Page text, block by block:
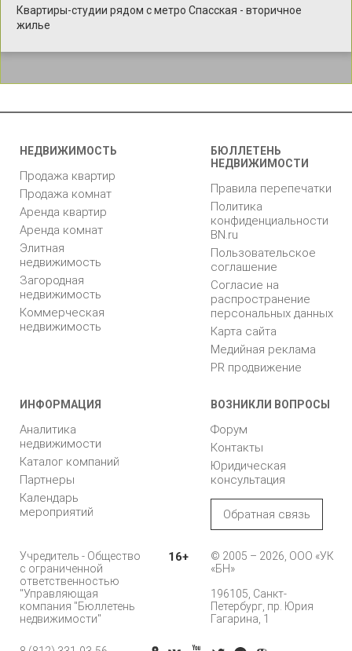
Квартиры-студии рядом с метро Спасская - вторичное
жилье
НЕДВИЖИМОСТЬ
Продажа квартир
Продажа комнат
Аренда квартир
Аренда комнат
Элитная
недвижимость
Загородная
недвижимость
Коммерческая
недвижимость
БЮЛЛЕТЕНЬ
НЕДВИЖИМОСТИ
Правила перепечатки
Политика
конфиденциальности
BN.ru
Пользовательское
соглашение
Согласие на
распространение
персональных данных
Карта сайта
Медийная реклама
PR продвижение
ИНФОРМАЦИЯ
Аналитика
недвижимости
Каталог компаний
Партнеры
Календарь
мероприятий
ВОЗНИКЛИ ВОПРОСЫ
Форум
Контакты
Юридическая
консультация
Обратная связь
Учредитель - Общество
с ограниченной
ответственностью
"Управляющая
компания "Бюллетень
недвижимости"
16+
© 2005 – 2026, ООО «УК
«БН»
196105, Санкт-
Петербург, пр. Юрия
Гагарина, 1